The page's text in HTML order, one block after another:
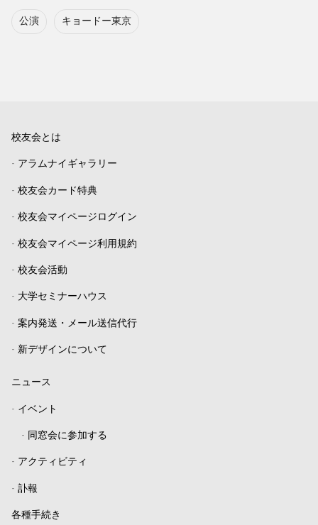
公演 キョードー東京
校友会とは
- アラムナイギャラリー
- 校友会カード特典
- 校友会マイページログイン
- 校友会マイページ利用規約
- 校友会活動
- 大学セミナーハウス
- 案内発送・メール送信代行
- 新デザインについて
ニュース
- イベント
- 同窓会に参加する
- アクティビティ
- 訃報
各種手続き